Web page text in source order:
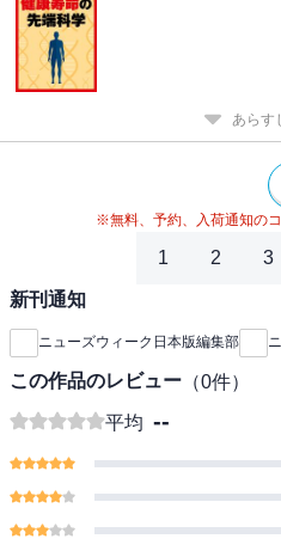
あらす
※無料、予約、入荷通知の
1 2 3
新刊通知
ニューズウィーク日本版編集部
この作品のレビュー （0件）
平均 --